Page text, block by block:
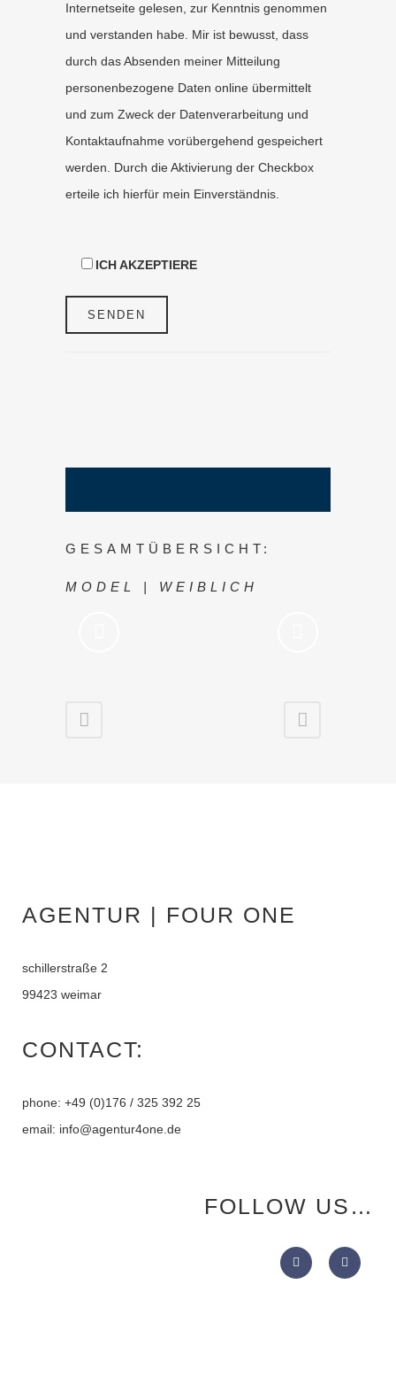
Internetseite gelesen, zur Kenntnis genommen
und verstanden habe. Mir ist bewusst, dass
durch das Absenden meiner Mitteilung
personenbezogene Daten online übermittelt
und zum Zweck der Datenverarbeitung und
Kontaktaufnahme vorübergehend gespeichert
werden. Durch die Aktivierung der Checkbox
erteile ich hierfür mein Einverständnis.
ICH AKZEPTIERE
GESAMTÜBERSICHT:
MODEL | WEIBLICH
AGENTUR | FOUR ONE
schillerstraße 2
99423 weimar
CONTACT:
phone: +49 (0)176 / 325 392 25
email: info@agentur4one.de
FOLLOW US…